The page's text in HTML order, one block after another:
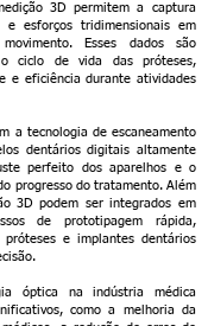
3D permitem a captura
e esforços tridimensionais em
Esses dados são
ciclo de vida das próteses,
e eficiência durante atividades
a tecnologia de escaneamento
dentários digitais altamente
perfeito dos aparelhos e o
progresso do tratamento. Além
3D podem ser integrados em
de prototipagem rápida,
e implantes dentários
óptica na indústria médica
como a melhoria da